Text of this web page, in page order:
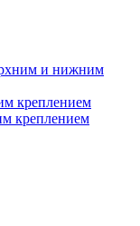
и нижним
креплением
креплением